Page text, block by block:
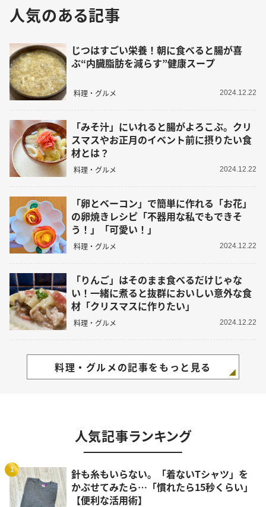
人気のある記事
じつはすごい栄養！朝に食べると腸が喜
ぶ“内臓脂肪を減らす”健康スープ
料理・グルメ 2024.12.22
「みそ汁」にいれると腸がよろこぶ。クリ
スマスやお正月のイベント前に摂りたい食
材とは？
料理・グルメ 2024.12.22
「卵とベーコン」で簡単に作れる「お花」
の卵焼きレシピ「不器用な私でもできそ
う！」「可愛い！」
料理・グルメ 2024.12.22
「りんご」はそのまま食べるだけじゃな
い！一緒に煮ると抜群においしい意外な食
材「クリスマスに作りたい」
料理・グルメ 2024.12.22
料理・グルメの記事をもっと見る
人気記事ランキング
1
針も糸もいらない。「着ないTシャツ」を
かぶせてみたら…「慣れたら15秒くらい」
【便利な活用術】